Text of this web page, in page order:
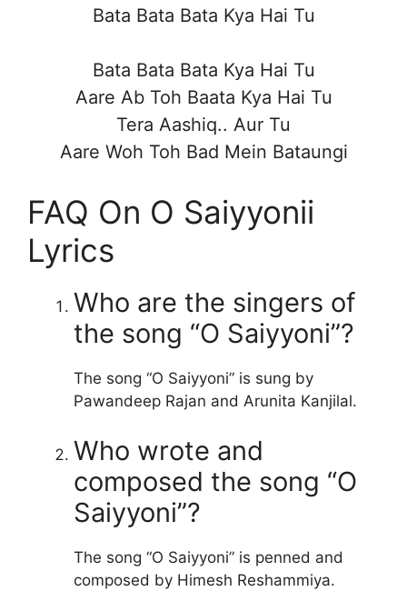
Bata Bata Bata Kya Hai Tu
Bata Bata Bata Kya Hai Tu
Aare Ab Toh Baata Kya Hai Tu
Tera Aashiq.. Aur Tu
Aare Woh Toh Bad Mein Bataungi
FAQ On O Saiyyonii
Lyrics
Who are the singers of
the song “O Saiyyoni”?
The song “O Saiyyoni” is sung by
Pawandeep Rajan and Arunita Kanjilal.
Who wrote and
composed the song “O
Saiyyoni”?
The song “O Saiyyoni” is penned and
composed by Himesh Reshammiya.